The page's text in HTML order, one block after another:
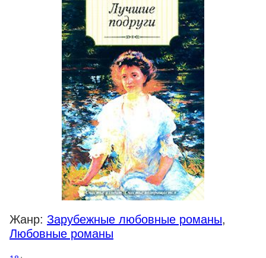
Жанр: Зарубежные любовные романы,
Любовные романы